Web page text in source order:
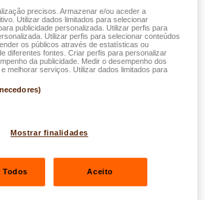
o seu futuro e para a
reforma das pensões
111.º-A da L.I.R.).
oterceiro pilardo sistema
precisos. Armazenar e/ou aceder a
Utilizar dados limitados para selecionar
publicidade personalizada. Utilizar perfis para
Utilizar perfis para selecionar conteúdos
os públicos através de estatísticas ou
diferentes fontes. Criar perfis para personalizar
da publicidade. Medir o desempenho dos
melhorar serviços. Utilizar dados limitados para
Mostrar finalidades
Todos Aceito